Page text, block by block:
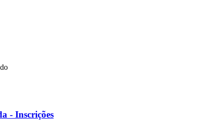
- Inscrições